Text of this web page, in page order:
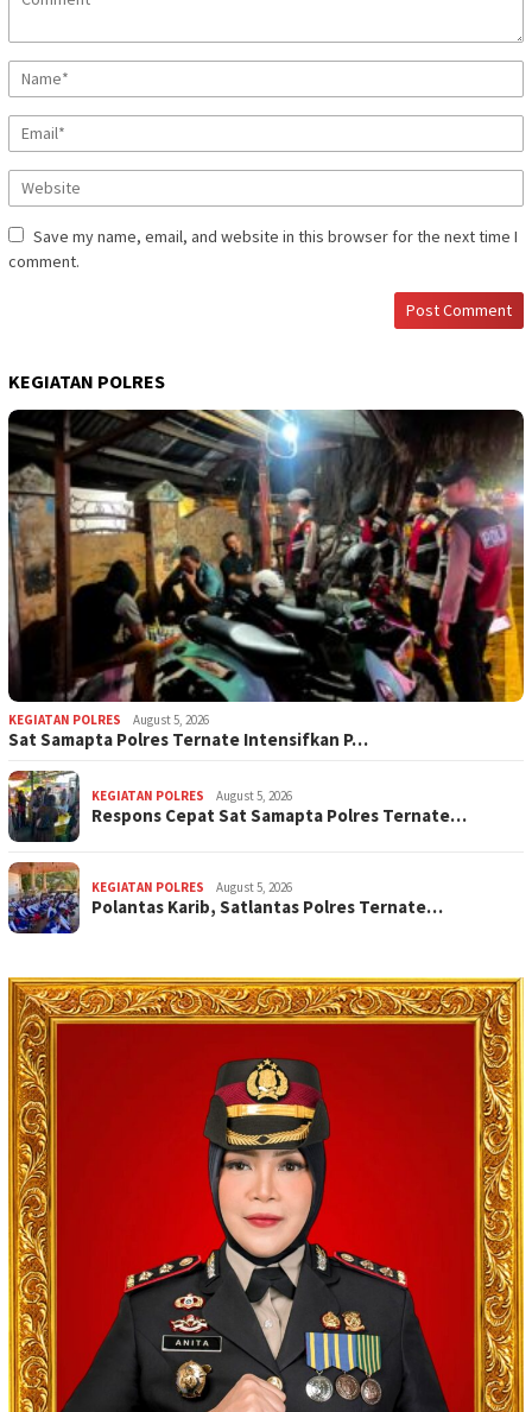
Save my name, email, and website in this browser for the next time I
comment.
KEGIATAN POLRES
KEGIATAN POLRES August 5, 2026
Sat Samapta Polres Ternate Intensifkan P…
KEGIATAN POLRES August 5, 2026
Respons Cepat Sat Samapta Polres Ternate…
KEGIATAN POLRES August 5, 2026
Polantas Karib, Satlantas Polres Ternate…